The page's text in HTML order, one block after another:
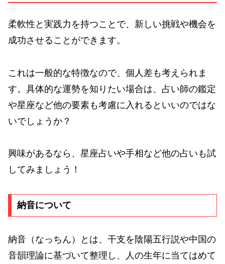
柔軟性と実践力を持つことで、新しい挑戦や機会を
成功させることができます。
これは一般的な特徴なので、個人差も考えられま
す。具体的な運勢を知りたい場合は、占い師の鑑定
や星座など他の要素も考慮に入れるといいのではな
いでしょうか？
興味があるなら、星座占いや手相など他の占いも試
してみましょう！
納音について
納音（なっちん）とは、干支を陰陽五行説や中国の
音韻理論に基づいて整理し、人の生年に当てはめて